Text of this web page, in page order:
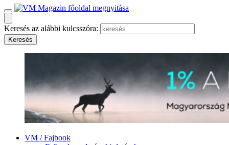
Keresés az alábbi kulcsszóra:
VM / Fajbook